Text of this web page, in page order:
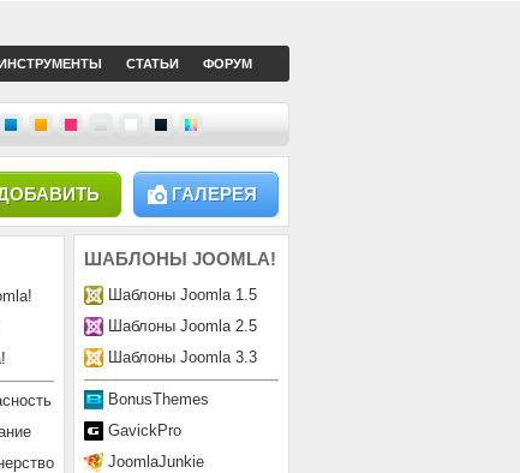
СТАТЬИ ФОРУМ
ГАЛЕРЕЯ
ШАБЛОНЫ JOOMLA!
Шаблоны Joomla 1.5
Шаблоны Joomla 2.5
Шаблоны Joomla 3.3
BonusThemes
GavickPro
JoomlaJunkie